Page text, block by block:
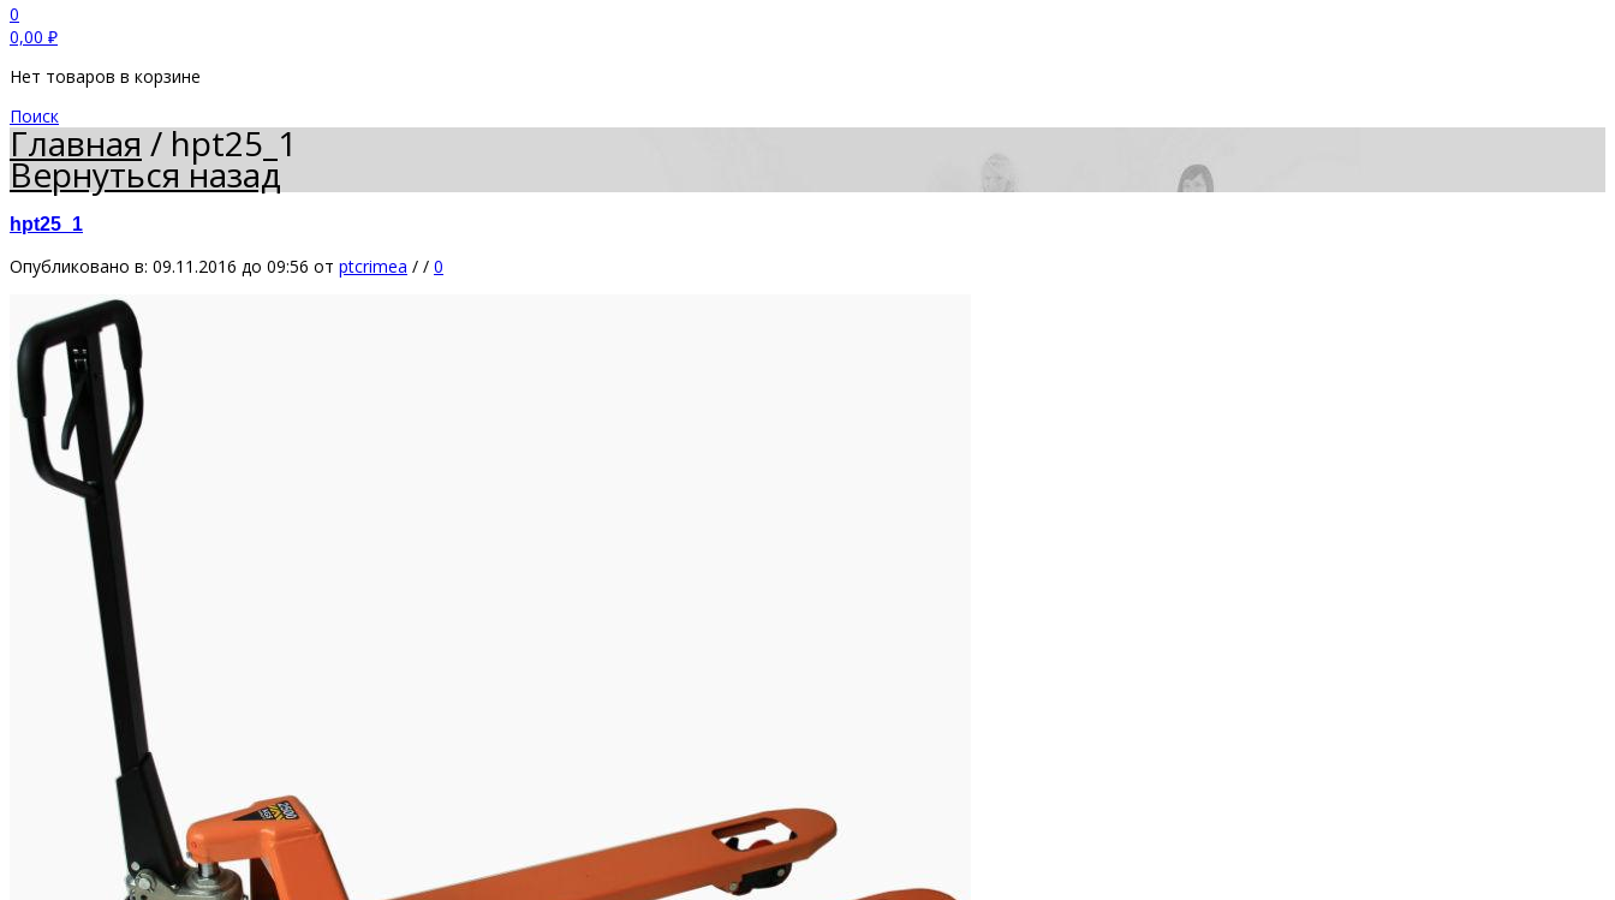
0
0,00 ₽
Нет товаров в корзине
Поиск
Главная/hpt25_1
Вернуться назад
hpt25_1
Опубликовано в: 09.11.2016 до 09:56 от ptcrimea / / 0